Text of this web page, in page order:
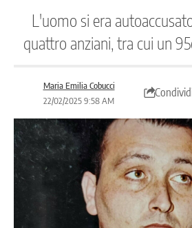
L'uomo si era
quattro anziani, tra cui un
Maria Emilia Cobucci
22/02/2025 9:58 AM